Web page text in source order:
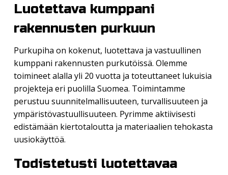
Luotettava kumppani
rakennusten purkuun
Purkupiha on kokenut, luotettava ja vastuullinen
kumppani rakennusten purkutöissä. Olemme
toimineet alalla yli 20 vuotta ja toteuttaneet lukuisia
projekteja eri puolilla Suomea. Toimintamme
perustuu suunnitelmallisuuteen, turvallisuuteen ja
ympäristövastuullisuuteen. Pyrimme aktiivisesti
edistämään kiertotaloutta ja materiaalien tehokasta
uusiokäyttöä.
Todistetusti luotettavaa